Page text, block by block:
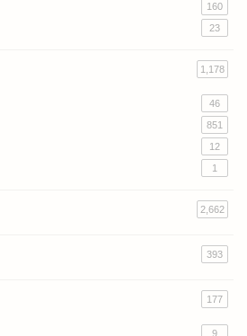
160
23
1,178
46
851
12
1
2,662
393
177
9